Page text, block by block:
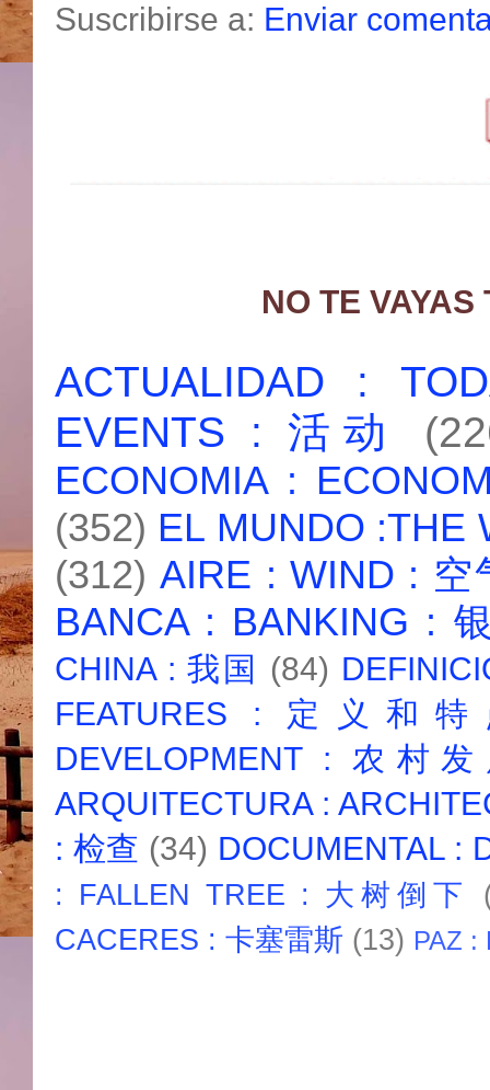
Suscribirse a: Enviar
NO TE
ACTUALIDAD :
EVENTS : 活动
ECONOMIA :
(352) EL MUNDO :THE
(312) AIRE : WIND : 空
BANCA : BANKING :
CHINA : 我国 (84)
FEATURES : 定义和
DEVELOPMENT : 农村
ARQUITECTURA :
: 检查 (34) DOCUMENTAL :
: FALLEN TREE : 大树倒下
CACERES : 卡塞雷斯 (13) PAZ :